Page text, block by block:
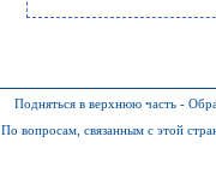
Подняться в верхнюю часть -
По вопросам, связанным с этой